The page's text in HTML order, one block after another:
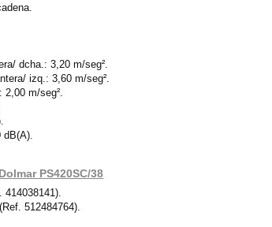
dcha.: 3,20 m/seg².
izq.: 3,60 m/seg².
m/seg².
PS420SC/38
512484764).